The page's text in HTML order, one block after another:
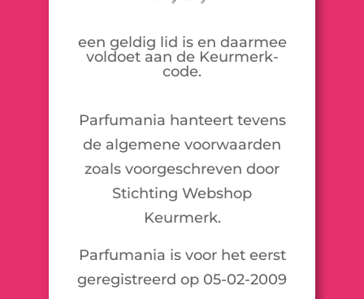
een geldig lid is en daarmee
voldoet aan de Keurmerk-
code.
Parfumania hanteert tevens
de algemene voorwaarden
zoals voorgeschreven door
Stichting Webshop
Keurmerk.
Parfumania is voor het eerst
geregistreerd op 05-02-2009